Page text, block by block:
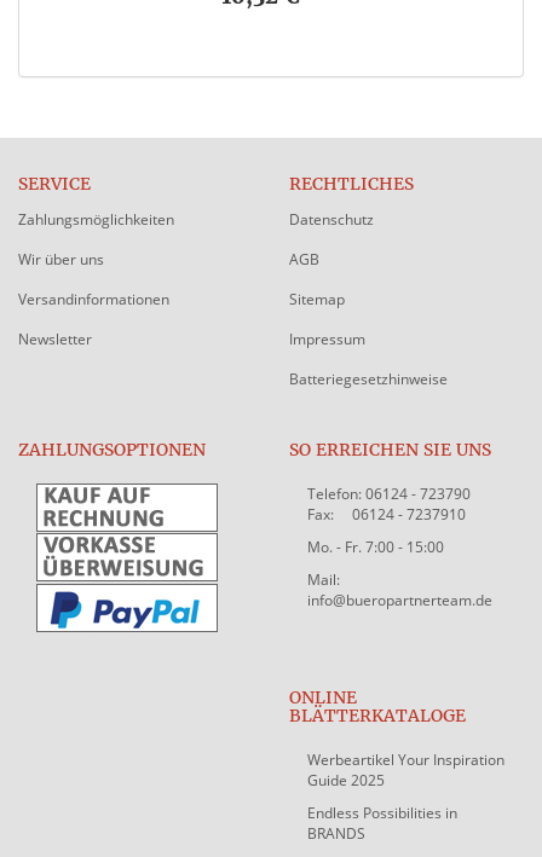
SERVICE
Zahlungsmöglichkeiten
Wir über uns
Versandinformationen
Newsletter
RECHTLICHES
Datenschutz
AGB
Sitemap
Impressum
Batteriegesetzhinweise
ZAHLUNGSOPTIONEN SO ERREICHEN SIE UNS
Telefon: 06124 - 723790
Fax: 06124 - 7237910
Mo. - Fr. 7:00 - 15:00
Mail:
info@bueropartnerteam.de
ONLINE
BLÄTTERKATALOGE
Werbeartikel Your Inspiration
Guide 2025
Endless Possibilities in
BRANDS